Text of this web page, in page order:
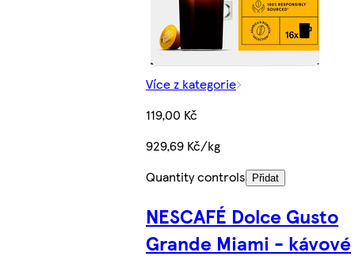
Více z kategorie
119,00 Kč
929,69 Kč/kg
Quantity controls
Přidat
NESCAFÉ Dolce Gusto
Grande Miami - kávové